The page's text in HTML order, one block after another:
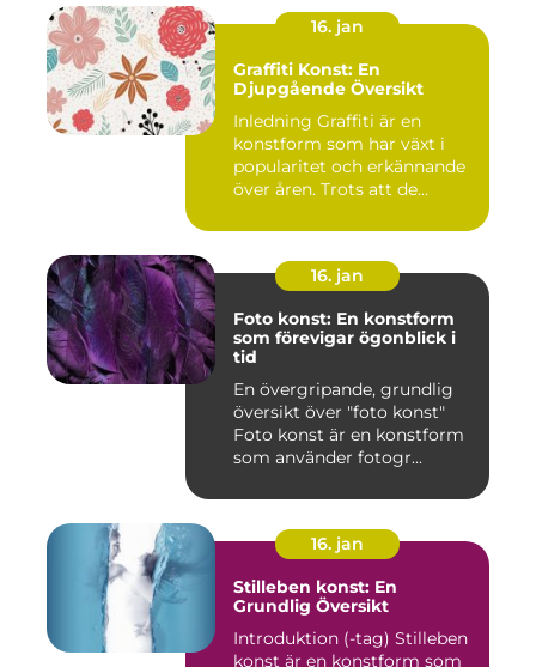
16. jan
Graffiti Konst: En
Djupgående Översikt
Inledning Graffiti är en
konstform som har växt i
popularitet och erkännande
över åren. Trots att de...
16. jan
Foto konst: En konstform
som förevigar ögonblick i
tid
En övergripande, grundlig
översikt över "foto konst"
Foto konst är en konstform
som använder fotogr...
16. jan
Stilleben konst: En
Grundlig Översikt
Introduktion (-tag) Stilleben
konst är en konstform som